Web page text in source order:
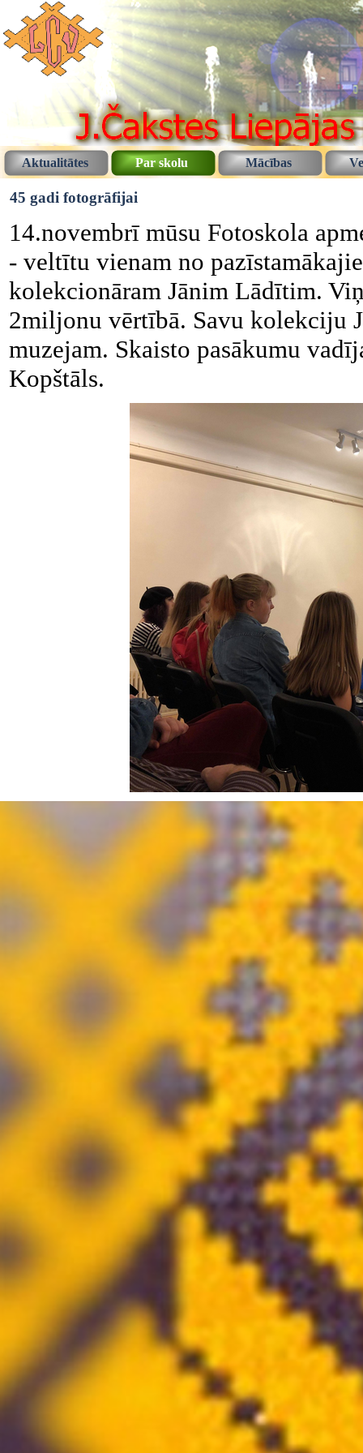
Aktualitātes Par skolu Mācības
45 gadi fotogrāfijai
14.novembrī mūsu Fotoskola
- veltītu vienam no
kolekcionāram Jānim Lādītim.
2miljonu vērtībā. Savu kolekciju
muzejam. Skaisto pasākumu
Kopštāls.